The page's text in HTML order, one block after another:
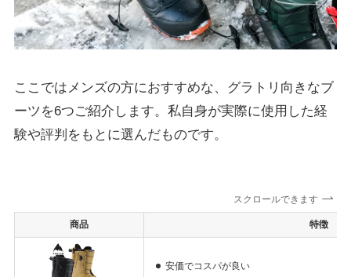
ここではメンズの方におすすめな、グラトリ向きなブ
ーツを6つご紹介します。私自身が実際に使用した経
験や評判をもとに選んだものです。
スクロールできます
商品 特徴
安価でコスパが良い